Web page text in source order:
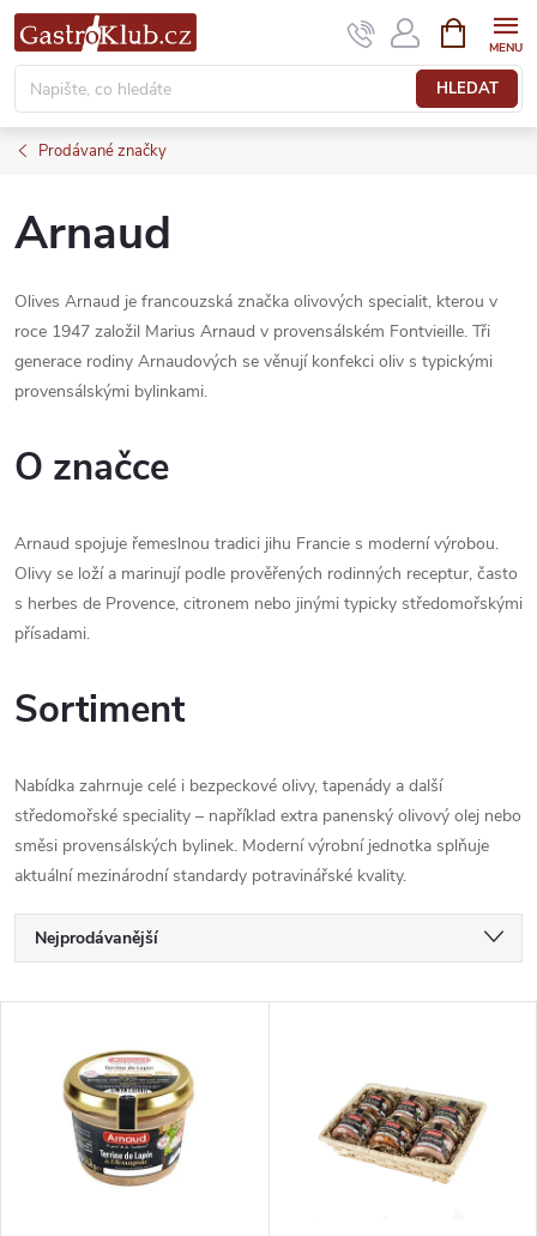
Přejít
na
obsah
HLEDAT
NÁKUPNÍ
KOŠÍK
Prodávané značky
Arnaud
Olives Arnaud je francouzská značka olivových specialit, kterou v
roce 1947 založil Marius Arnaud v provensálském Fontvieille. Tři
generace rodiny Arnaudových se věnují konfekci oliv s typickými
provensálskými bylinkami.
O značce
Arnaud spojuje řemeslnou tradici jihu Francie s moderní výrobou.
Olivy se loží a marinují podle prověřených rodinných receptur, často
s herbes de Provence, citronem nebo jinými typicky středomořskými
přísadami.
Sortiment
Nabídka zahrnuje celé i bezpeckové olivy, tapenády a další
středomořské speciality – například extra panenský olivový olej nebo
směsi provensálských bylinek. Moderní výrobní jednotka splňuje
aktuální mezinárodní standardy potravinářské kvality.
Ř
a
Nejprodávanější
Abecedně